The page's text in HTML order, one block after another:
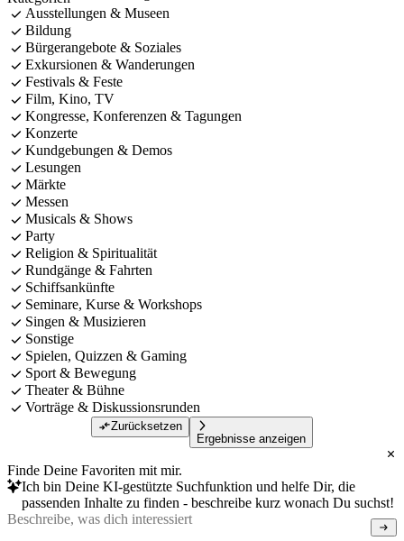
Ausstellungen & Museen
Bildung
Bürgerangebote & Soziales
Exkursionen & Wanderungen
Festivals & Feste
Film, Kino, TV
Kongresse, Konferenzen & Tagungen
Konzerte
Kundgebungen & Demos
Lesungen
Märkte
Messen
Musicals & Shows
Party
Religion & Spiritualität
Rundgänge & Fahrten
Schiffsankünfte
Seminare, Kurse & Workshops
Singen & Musizieren
Sonstige
Spielen, Quizzen & Gaming
Sport & Bewegung
Theater & Bühne
Vorträge & Diskussionsrunden
Zurücksetzen
Ergebnisse anzeigen
Finde Deine Favoriten mit mir.
Ich bin Deine KI-gestützte Suchfunktion und helfe Dir, die
passenden Inhalte zu finden - beschreibe kurz wonach Du suchst!